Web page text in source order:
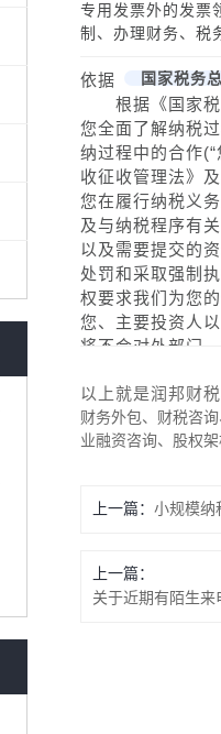
专用发票外的发票
制、办理财务、税
依据 国家税务
根据《国家税
您全面了解纳税
纳过程中的合作
收征收管理法》
您在履行纳税义
及与纳税程序有
以及需要提交的
处罚和采取强制
权要求我们为您
您、主要投资人
将不会对外部门
税款，滥用职权
进行检举。四、
告表，也可以按
是指我们确定的
者报送代扣代缴
限内办理。经核
以上就是润邦财
财务外包、财税咨
业融资咨询、股权架
上一篇： 小规模纳
上一篇：
关于近期有陌生来